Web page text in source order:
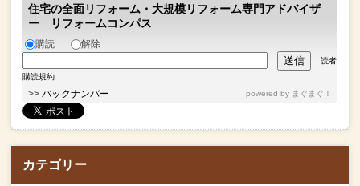
住宅の全面リフォーム・大規模リフォーム専門アドバイザ
ー リフォームコンパス
購読 解除
読者
購読規約
>> バックナンバー powered by まぐまぐ！
カテゴリー